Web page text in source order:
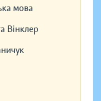
мова
Вінклер